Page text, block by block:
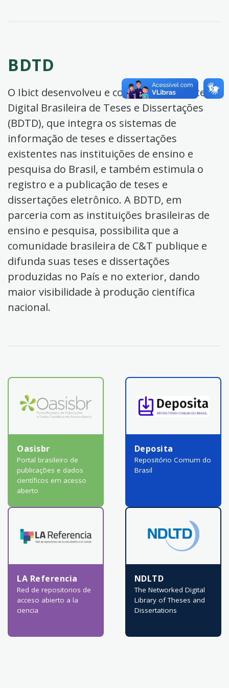
BDTD
O Ibict desenvolveu e coordena a Biblioteca
Digital Brasileira de Teses e Dissertações
(BDTD), que integra os sistemas de
informação de teses e dissertações
existentes nas instituições de ensino e
pesquisa do Brasil, e também estimula o
registro e a publicação de teses e
dissertações eletrônico. A BDTD, em
parceria com as instituições brasileiras de
ensino e pesquisa, possibilita que a
comunidade brasileira de C&T publique e
difunda suas teses e dissertações
produzidas no País e no exterior, dando
maior visibilidade à produção científica
nacional.
Oasisbr
Portal brasileiro de
publicações e dados
científicos em acesso
aberto
Deposita
Repositório Comum do
Brasil
LA Referencia
Red de repositorios de
acceso abierto a la
ciencia
NDLTD
The Networked Digital
Library of Theses and
Dissertations